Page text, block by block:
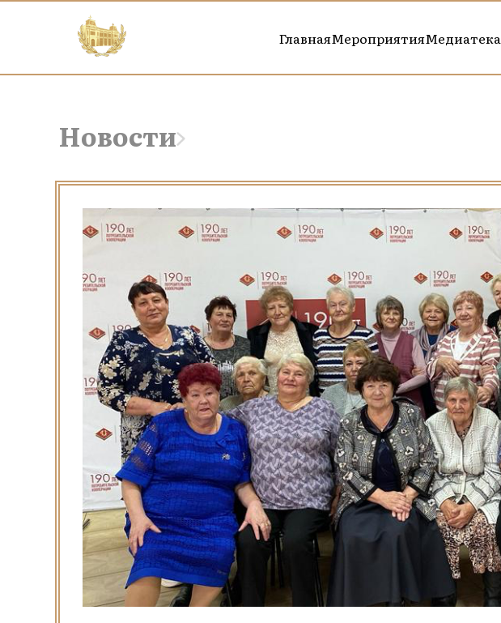
ГлавнаяМероприятияМедиатека
Новости